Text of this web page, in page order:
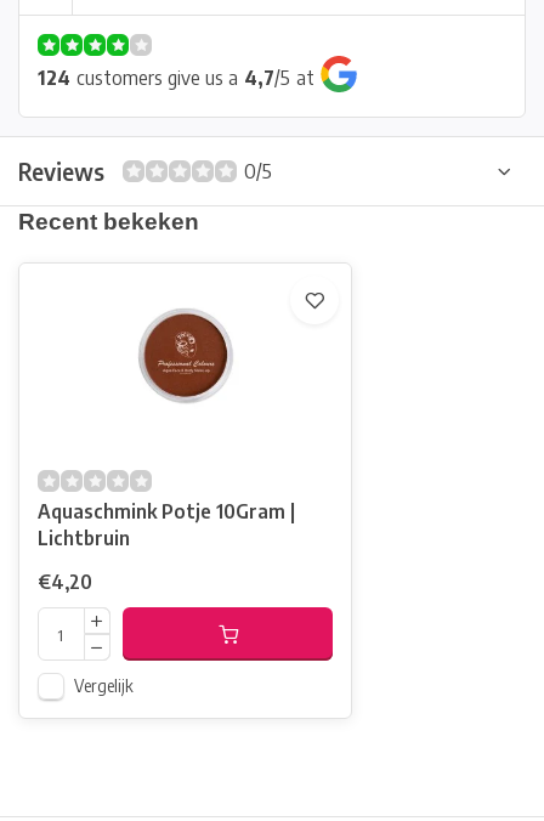
124 customers give us a 4,7/5 at
Reviews
0/5
Recent bekeken
Aquaschmink Potje 10Gram |
Lichtbruin
€4,20
Vergelijk